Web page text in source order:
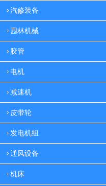
汽修装备
园林机械
胶管
电机
减速机
皮带轮
发电机组
通风设备
机床